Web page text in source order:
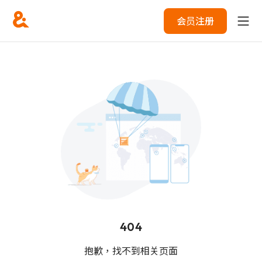
会员注册
404
抱歉，找不到相关页面